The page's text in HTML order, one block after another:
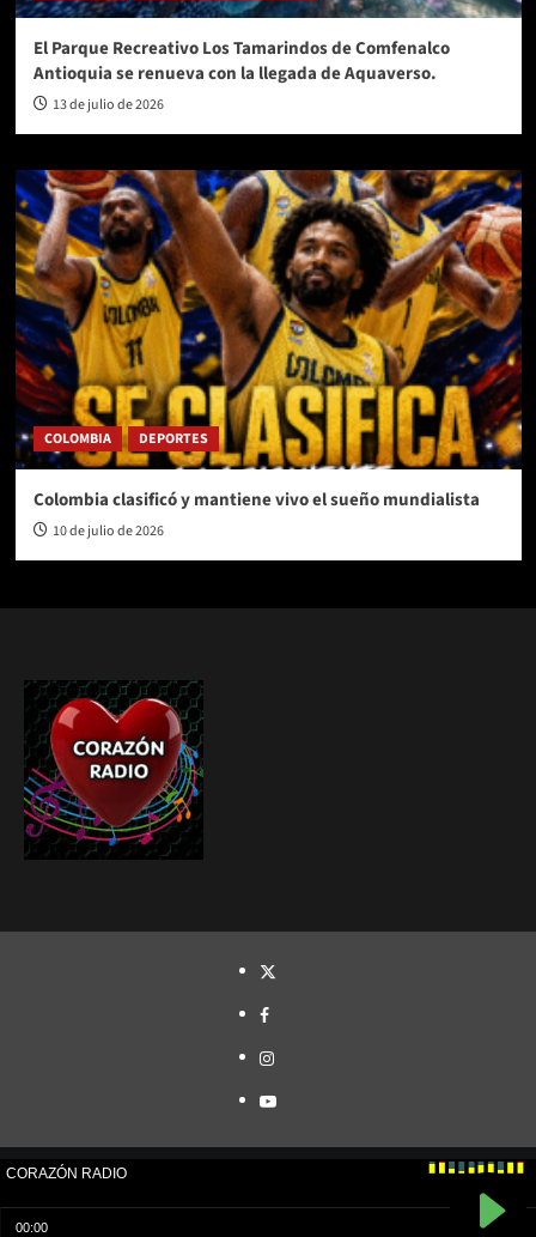
El Parque Recreativo Los Tamarindos de Comfenalco
Antioquia se renueva con la llegada de Aquaverso.
13 de julio de 2026
COLOMBIA DEPORTES
Colombia clasificó y mantiene vivo el sueño mundialista
10 de julio de 2026
TWITTER
FACEBOOK
INSTAGRAM
YOUTUBE